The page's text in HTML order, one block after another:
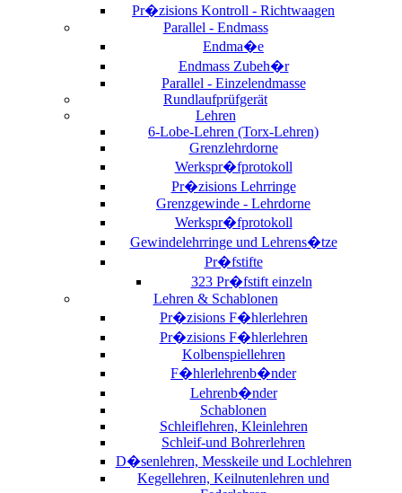
Pr�zisions Kontroll - Richtwaagen
Parallel - Endmass
Endma�e
Endmass Zubeh�r
Parallel - Einzelendmasse
Rundlaufprüfgerät
Lehren
6-Lobe-Lehren (Torx-Lehren)
Grenzlehrdorne
Werkspr�fprotokoll
Pr�zisions Lehrringe
Grenzgewinde - Lehrdorne
Werkspr�fprotokoll
Gewindelehrringe und Lehrens�tze
Pr�fstifte
323 Pr�fstift einzeln
Lehren & Schablonen
Pr�zisions F�hlerlehren
Pr�zisions F�hlerlehren
Kolbenspiellehren
F�hlerlehrenb�nder
Lehrenb�nder
Schablonen
Schleiflehren, Kleinlehren
Schleif-und Bohrerlehren
D�senlehren, Messkeile und Lochlehren
Kegellehren, Keilnutenlehren und